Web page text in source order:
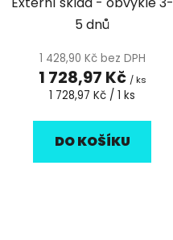
1ks
5 dnů
1 428,90 Kč bez DPH
1 728,97 Kč / ks
Měrná
1 728,97 Kč / 1 ks
DO KOŠÍKU